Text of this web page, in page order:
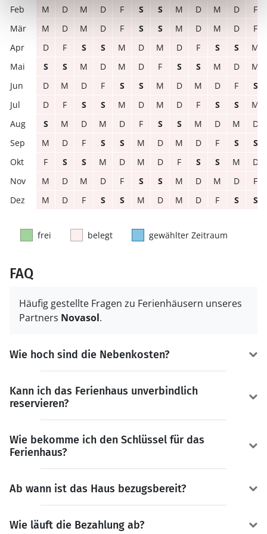
M
D M D F S S M D M D
F
M
D M D F S S M D M D
F
D
F S S M D M D F S S
M
S
S M D M D F S S M D
M
D
M D F S S M D M D F
S
D
F S S M D M D F S S
M
S
M D M D F S S M D M
D
M
D F S S M D M D F S
S
F
S S M D M D F S S M
D
M
D M D F S S M D M D
F
M
D F S S M D M D F S S
frei belegt gewählter Zeitraum
FAQ
Häufig gestellte Fragen zu Ferienhäusern unseres
Partners Novasol.
Wie hoch sind die Nebenkosten?
Kann ich das Ferienhaus unverbindlich
reservieren?
Wie bekomme ich den Schlüssel für das
Ferienhaus?
Ab wann ist das Haus bezugsbereit?
Wie läuft die Bezahlung ab?